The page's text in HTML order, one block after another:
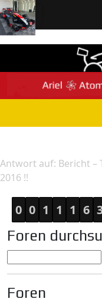
Antwort auf: Bericht –
2016 !!
0 0 1 1 1 6
Foren
Foren